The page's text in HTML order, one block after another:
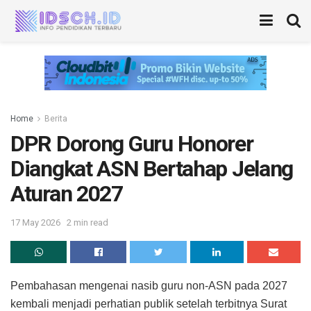
Home Berita
DPR Dorong Guru Honorer
Diangkat ASN Bertahap Jelang
Aturan 2027
17 May 2026 2 min read
Pembahasan mengenai nasib guru non-ASN pada 2027
kembali menjadi perhatian publik setelah terbitnya Surat